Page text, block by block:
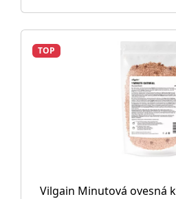
TOP
Vilgain Minutová ovesná